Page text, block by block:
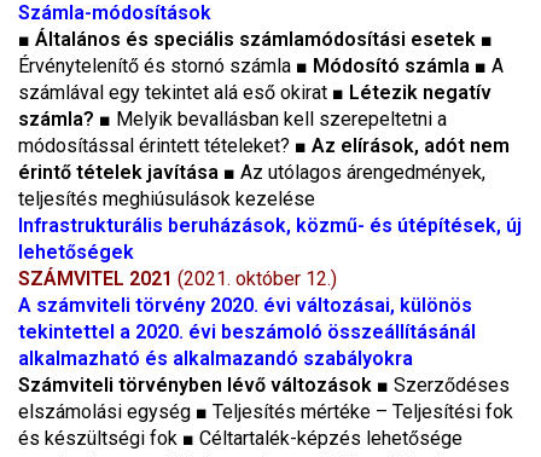
Számla-módosítások
■ Általános és speciális számlamódosítási esetek ■
Érvénytelenítő és stornó számla ■ Módosító számla ■ A
számlával egy tekintet alá eső okirat ■ Létezik negatív
számla? ■ Melyik bevallásban kell szerepeltetni a
módosítással érintett tételeket? ■ Az elírások, adót nem
érintő tételek javítása ■ Az utólagos árengedmények,
teljesítés meghiúsulások kezelése
Infrastrukturális beruházások, közmű- és útépítések, új
lehetőségek
SZÁMVITEL 2021 (2021. október 12.)
A számviteli törvény 2020. évi változásai, különös
tekintettel a 2020. évi beszámoló összeállításánál
alkalmazható és alkalmazandó szabályokra
Számviteli törvényben lévő változások ■ Szerződéses
elszámolási egység ■ Teljesítés mértéke – Teljesítési fok
és készültségi fok ■ Céltartalék-képzés lehetősége